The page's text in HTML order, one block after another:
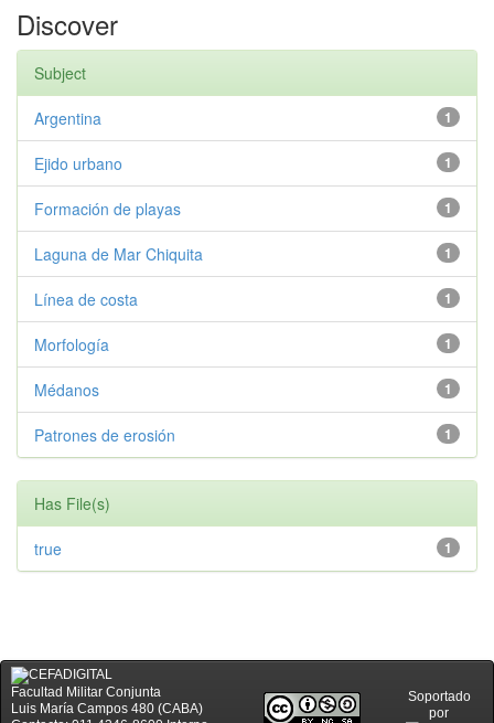
Discover
Subject
1
Argentina
1
Ejido urbano
1
Formación de playas
1
Laguna de Mar Chiquita
1
Línea de costa
1
Morfología
1
Médanos
1
Patrones de erosión
Has File(s)
1
true
Facultad Militar Conjunta
Luis María Campos 480 (CABA)
Soportado
por